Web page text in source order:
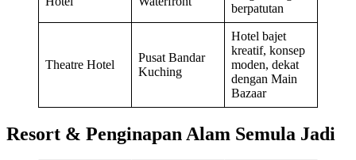
berpatutan
Theatre Hotel
Pusat Bandar
Kuching
Hotel bajet
kreatif, konsep
moden, dekat
dengan Main
Bazaar
Resort & Penginapan Alam Semula Jadi